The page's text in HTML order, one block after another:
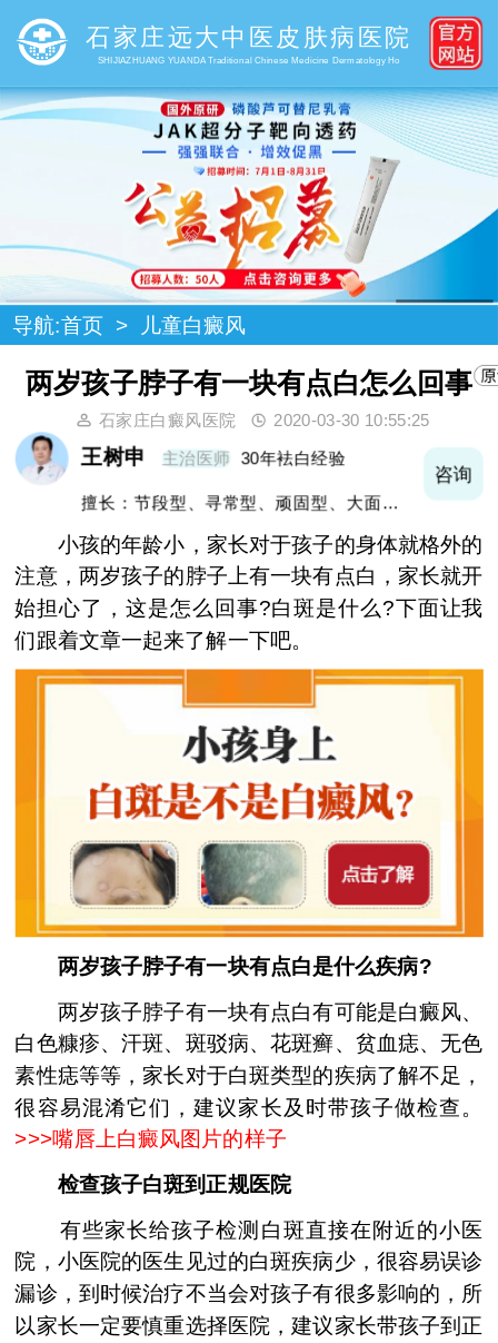
石家庄远大中医皮肤病医院
SHIJIAZHUANG YUANDA Traditional Chinese Medicine Dermatology Ho
导航:首页 > 儿童白癜风
两岁孩子脖子有一块有点白怎么回事
石家庄白癜风医院 2020-03-30 10:55:25
王树申 主治医师 30年袪白经验
擅长：节段型、寻常型、顽固型、大面积白
咨询
小孩的年龄小，家长对于孩子的身体就格外的
注意，两岁孩子的脖子上有一块有点白，家长就开
始担心了，这是怎么回事?白斑是什么?下面让我
们跟着文章一起来了解一下吧。
两岁孩子脖子有一块有点白是什么疾病?
两岁孩子脖子有一块有点白有可能是白癜风、
白色糠疹、汗斑、斑驳病、花斑癣、贫血痣、无色
素性痣等等，家长对于白斑类型的疾病了解不足，
很容易混淆它们，建议家长及时带孩子做检查。
>>>嘴唇上白癜风图片的样子
检查孩子白斑到正规医院
有些家长给孩子检测白斑直接在附近的小医
院，小医院的医生见过的白斑疾病少，很容易误诊
漏诊，到时候治疗不当会对孩子有很多影响的，所
以家长一定要慎重选择医院，建议家长带孩子到正